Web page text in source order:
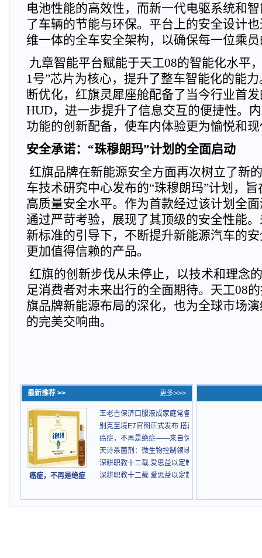
电池性能的高效性，而新一代电驱系统和
了车辆的节能与环保。平台上的安全设计
维一体的全车安全架构，以确保每一位乘
九章智能平台赋能于天工08的智能化水平
1号”芯片为核心，提升了整车智能化的能
断优化，红旗灵犀座舱配备了当今行业首
HUD，进一步提升了信息交互的便捷性。
功能的创新配备，使车内体验更为愉悦和
安全承诺：“珠穆朗玛”计划的全面启动
红旗品牌在新能源安全方面再次树立了新
车技术研究中心发布的“珠穆朗玛”计划，
高质量安全水平。作为首款经过该计划全
通过严苛考验，展现了其顶级的安全性能
新标准的引导下，不断提升新能源汽车的
更加值得信赖的产品。
红旗的创新步伐从未停止，以技术和理念
足消费者对未来出行的全面期待。天工08
旗品牌新能源布局的深化，也为全球市场
的完美交响曲。
最新推荐 >> 更多>>>
癌症，不再是绝症
王老吉保济口服液成家庭常备药
别克至境E7官图正式发布 搭真龙插混Pro与预瞄悬架
癌症，不再是绝症——来自保抵力中医现代化的康复
天诗杀菌剂：微生物控制领域的绿色创新与专业守护
深耕职教十二载 爱思益以定制化服务点亮青年职业
深耕职教十二载 爱思益以定制化服务点亮青年职业